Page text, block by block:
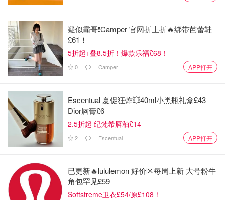
疑似霸哥❗️Camper 官网折上折🔥绑带芭蕾鞋
£61！
5折起+叠8.5折！爆款乐福£68！
0 Camper APP打开
Escentual 夏促狂炸💥40ml小黑瓶礼盒£43
Dior唇膏£6
2.5折起 纪梵希唇釉£14
2 Escentual APP打开
已更新🔥lululemon 好价区每周上新 大号粉牛
角包罕见£59
Softstreme卫衣£54/原£108！